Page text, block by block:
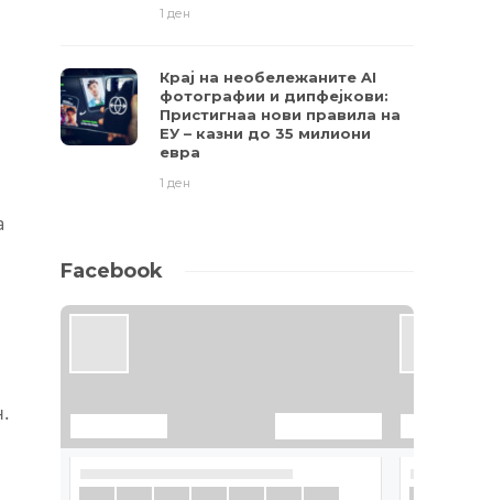
1 ден
Крај на необележаните AI
фотографии и дипфејкови:
Пристигнаа нови правила на
ЕУ – казни до 35 милиони
евра
1 ден
Facebook